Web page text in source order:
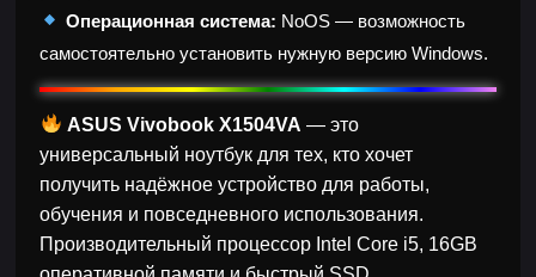
Операционная система: NoOS — возможность
самостоятельно установить нужную версию Windows.
ASUS Vivobook X1504VA — это
универсальный ноутбук для тех, кто хочет
получить надёжное устройство для работы,
обучения и повседневного использования.
Производительный процессор Intel Core i5, 16GB